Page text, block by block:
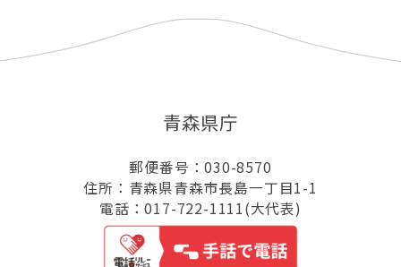
青森県庁
郵便番号：030-8570
住所：青森県青森市長島一丁目1-1
電話：017-722-1111(大代表)